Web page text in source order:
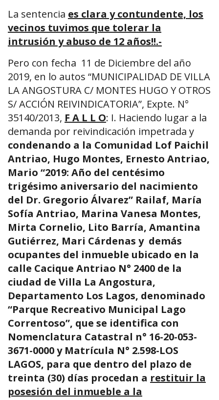
La sentencia es clara y contundente, los
vecinos tuvimos que tolerar la
intrusión y abuso de 12 años!!.-
Pero con fecha 11 de Diciembre del año
2019, en lo autos “MUNICIPALIDAD DE VILLA
LA ANGOSTURA C/ MONTES HUGO Y OTROS
S/ ACCIÓN REIVINDICATORIA”, Expte. N°
35140/2013, F A L L O: I. Haciendo lugar a la
demanda por reivindicación impetrada y
condenando a la Comunidad Lof Paichil
Antriao, Hugo Montes, Ernesto Antriao,
Mario “2019: Año del centésimo
trigésimo aniversario del nacimiento
del Dr. Gregorio Álvarez” Railaf, María
Sofía Antriao, Marina Vanesa Montes,
Mirta Cornelio, Lito Barría, Amantina
Gutiérrez, Mari Cárdenas y demás
ocupantes del inmueble ubicado en la
calle Cacique Antriao N° 2400 de la
ciudad de Villa La Angostura,
Departamento Los Lagos, denominado
“Parque Recreativo Municipal Lago
Correntoso”, que se identifica con
Nomenclatura Catastral n° 16-20-053-
3671-0000 y Matrícula N° 2.598-LOS
LAGOS, para que dentro del plazo de
treinta (30) días procedan a restituir la
posesión del inmueble a la